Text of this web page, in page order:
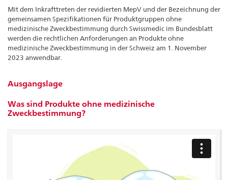
Mit dem Inkrafttreten der revidierten MepV und der Bezeichnung der
gemeinsamen Spezifikationen für Produktgruppen ohne
medizinische Zweckbestimmung durch Swissmedic im Bundesblatt
werden die rechtlichen Anforderungen an Produkte ohne
medizinische Zweckbestimmung in der Schweiz am 1. November
2023 anwendbar.
Ausgangslage
Was sind Produkte ohne medizinische
Zweckbestimmung?